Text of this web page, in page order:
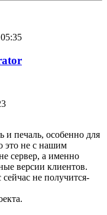
и печаль, особенно для
это не с нашим
сервер, а именно
версии клиентов.
не получится-